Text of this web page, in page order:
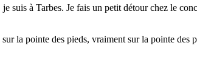
suis à Tarbes. Je fais un petit détour chez le
la pointe des pieds, vraiment sur la pointe des